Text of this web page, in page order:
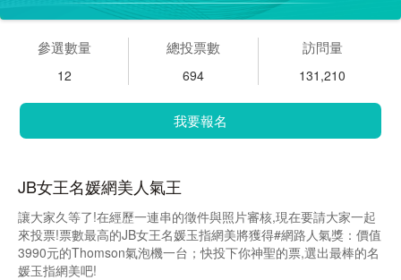
參選數量
12
總投票數
694
訪問量
131,210
我要報名
JB女王名媛網美人氣王
讓大家久等了!在經歷一連串的徵件與照片審核,現在要請大家一起
來投票!票數最高的JB女王名媛玉指網美將獲得#網路人氣獎：價值
3990元的Thomson氣泡機一台；快投下你神聖的票,選出最棒的名
媛玉指網美吧!